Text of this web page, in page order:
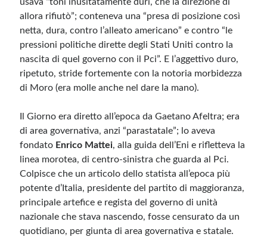
allora rifiutò”; conteneva una “presa di posizione così
netta, dura, contro l’alleato americano” e contro “le
pressioni politiche dirette degli Stati Uniti contro la
nascita di quel governo con il Pci”. E l’aggettivo duro,
ripetuto, stride fortemente con la notoria morbidezza
di Moro (era molle anche nel dare la mano).
Il Giorno era diretto all’epoca da Gaetano Afeltra; era
di area governativa, anzi “parastatale”; lo aveva
fondato Enrico Mattei, alla guida dell’Eni e rifletteva la
linea morotea, di centro-sinistra che guarda al Pci.
Colpisce che un articolo dello statista all’epoca più
potente d’Italia, presidente del partito di maggioranza,
principale artefice e regista del governo di unità
nazionale che stava nascendo, fosse censurato da un
quotidiano, per giunta di area governativa e statale.